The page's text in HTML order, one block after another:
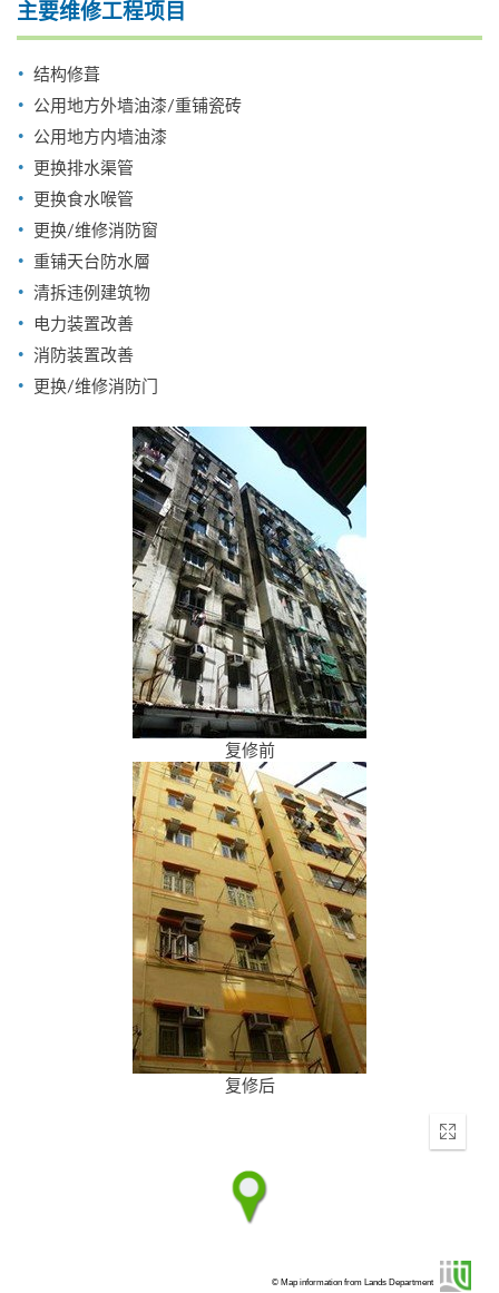
主要维修工程项目
结构修葺
公用地方外墙油漆/重铺瓷砖
公用地方内墙油漆
更换排水渠管
更换食水喉管
更换/维修消防窗
重铺天台防水層
清拆违例建筑物
电力装置改善
消防装置改善
更换/维修消防门
复修前
复修后
Enter
© Map information from Lands Department